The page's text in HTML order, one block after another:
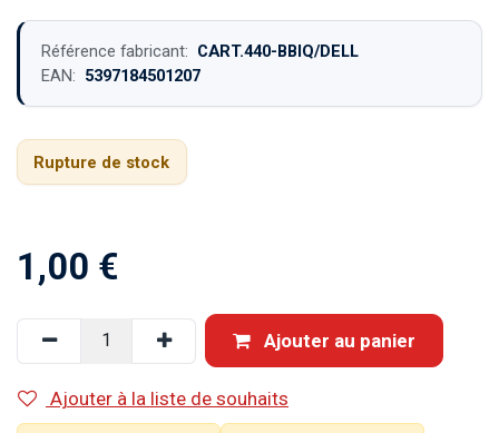
Référence fabricant: CART.440-BBIQ/DELL
EAN: 5397184501207
Rupture de stock
1,00 €
Ajouter au panier
Ajouter à la liste de souhaits